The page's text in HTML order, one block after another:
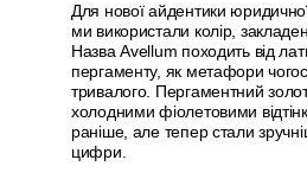
Для нової айдентики
ми використали колір,
Назва Avellum походить від
пергаменту, як метафори
тривалого. Пергаментний
холодними фіолетовими
раніше, але тепер стали
цифри.